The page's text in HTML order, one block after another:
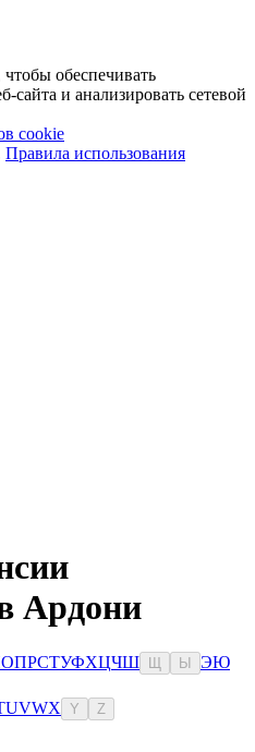
обеспечивать
сайта и анализировать сетевой
cookie
Правила использования
Ардони
ОПРСТУФХЦЧШ Ы ЭЮ
UVWX Y Z